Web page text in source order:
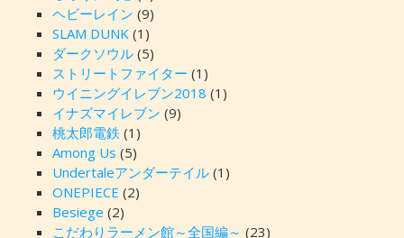
ヘビーレイン (9)
SLAM DUNK(1)
ダークソウル(5)
ストリートファイター (1)
ウイニングイレブン2018 (1)
イナズマイレブン (9)
桃太郎電鉄 (1)
Among Us (5)
Undertaleアンダーテイル(1)
ONEPIECE (2)
Besiege (2)
こだわりラーメン館～全国編～ (23)